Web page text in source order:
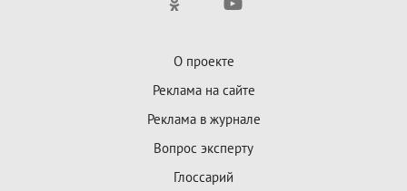
О проекте
Реклама на сайте
Реклама в журнале
Вопрос эксперту
Глоссарий